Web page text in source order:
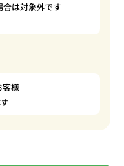
合は対象外です
客様